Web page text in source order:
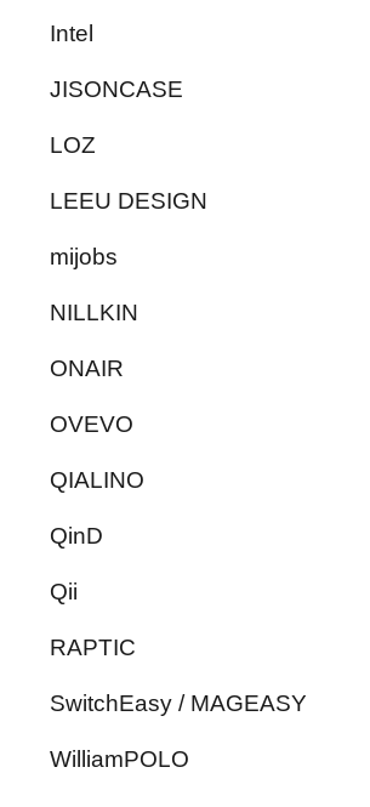
Intel
JISONCASE
LOZ
LEEU DESIGN
mijobs
NILLKIN
ONAIR
OVEVO
QIALINO
QinD
Qii
RAPTIC
SwitchEasy / MAGEASY
WilliamPOLO